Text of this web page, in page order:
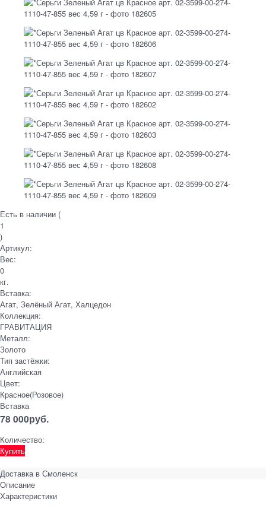
Есть в наличии (
1
)
Артикул:
Вес:
0
кг.
Вставка:
Агат, Зелёный Агат, Халцедон
Коллекция:
ГРАВИТАЦИЯ
Металл:
Золото
Тип застёжки:
Английская
Цвет:
Красное(Розовое)
Вставка
78 000руб.
Количество:
Купить
Доставка в Смоленск
Описание
Характеристики